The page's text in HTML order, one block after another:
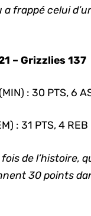
a frappé celui
– Grizzlies 137
: 30 PTS, 6
: 31 PTS, 4 REB
de l’histoire,
30 points